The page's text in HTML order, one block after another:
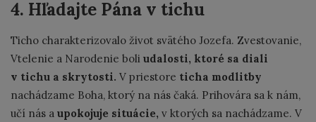
4. Hľadajte Pána v tichu
Ticho charakterizovalo život svätého Jozefa. Zvestovanie,
Vtelenie a Narodenie boli udalosti, ktoré sa diali
v tichu a skrytosti. V priestore ticha modlitby
nachádzame Boha, ktorý na nás čaká. Prihovára sa k nám,
učí nás a upokojuje situácie, v ktorých sa nachádzame. V